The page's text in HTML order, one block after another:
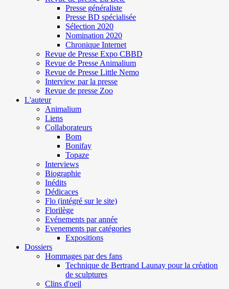
Presse généraliste
Presse BD spécialisée
Sélection 2020
Nomination 2020
Chronique Internet
Revue de Presse Expo CBBD
Revue de Presse Animalium
Revue de Presse Little Nemo
Interview par la presse
Revue de presse Zoo
L'auteur
Animalium
Liens
Collaborateurs
Bom
Bonifay
Topaze
Interviews
Biographie
Inédits
Dédicaces
Flo (intégré sur le site)
Florilège
Evénements par année
Evenements par catégories
Expositions
Dossiers
Hommages par des fans
Technique de Bertrand Launay pour la création
de sculptures
Clins d'oeil